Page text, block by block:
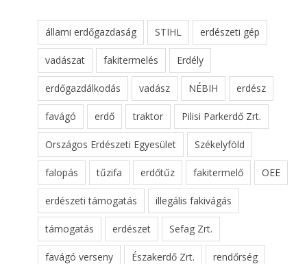
állami erdőgazdaság STIHL erdészeti gép
vadászat fakitermelés Erdély
erdőgazdálkodás vadász NÉBIH erdész
favágó erdő traktor Pilisi Parkerdő Zrt.
Országos Erdészeti Egyesület Székelyföld
falopás tűzifa erdőtűz fakitermelő OEE
erdészeti támogatás illegális fakivágás
támogatás erdészet Sefag Zrt.
favágó verseny Északerdő Zrt. rendőrség